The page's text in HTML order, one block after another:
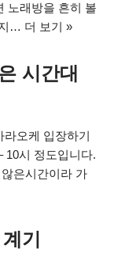
노래방을 흔히 볼
… 더 보기 »
시간대
오케 입장하기
10시 정도입니다.
은시간이라 가
기